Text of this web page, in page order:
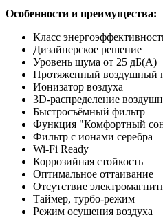
Особенности и преимущества:
Класc
Дизайнерское решение
Уровень шума от 25 дБ(А)
Протяженный воздушный
Ионизатор воздуха
3D-распределение
Быстросъёмный фильтр
Функция "Комфортный
Фильтр с ионами серебра
Wi-Fi Ready
Коррозийная стойкость
Оптимальное оттаивание
Отсутствие
Таймер, турбо-режим
Режим осушения воздуха